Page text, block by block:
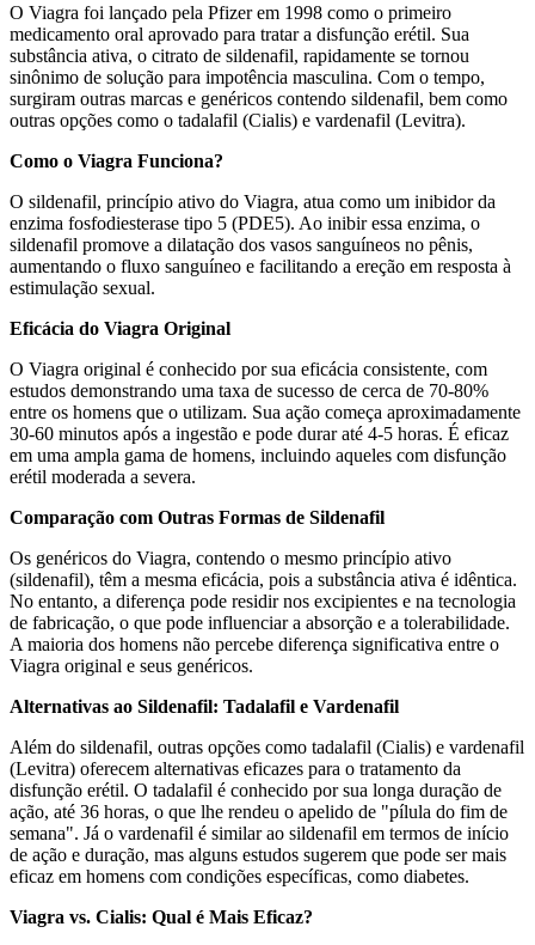
O Viagra foi lançado pela Pfizer em 1998 como o primeiro
medicamento oral aprovado para tratar a disfunção erétil. Sua
substância ativa, o citrato de sildenafil, rapidamente se tornou
sinônimo de solução para impotência masculina. Com o tempo,
surgiram outras marcas e genéricos contendo sildenafil, bem como
outras opções como o tadalafil (Cialis) e vardenafil (Levitra).
Como o Viagra Funciona?
O sildenafil, princípio ativo do Viagra, atua como um inibidor da
enzima fosfodiesterase tipo 5 (PDE5). Ao inibir essa enzima, o
sildenafil promove a dilatação dos vasos sanguíneos no pênis,
aumentando o fluxo sanguíneo e facilitando a ereção em resposta à
estimulação sexual.
Eficácia do Viagra Original
O Viagra original é conhecido por sua eficácia consistente, com
estudos demonstrando uma taxa de sucesso de cerca de 70-80%
entre os homens que o utilizam. Sua ação começa aproximadamente
30-60 minutos após a ingestão e pode durar até 4-5 horas. É eficaz
em uma ampla gama de homens, incluindo aqueles com disfunção
erétil moderada a severa.
Comparação com Outras Formas de Sildenafil
Os genéricos do Viagra, contendo o mesmo princípio ativo
(sildenafil), têm a mesma eficácia, pois a substância ativa é idêntica.
No entanto, a diferença pode residir nos excipientes e na tecnologia
de fabricação, o que pode influenciar a absorção e a tolerabilidade.
A maioria dos homens não percebe diferença significativa entre o
Viagra original e seus genéricos.
Alternativas ao Sildenafil: Tadalafil e Vardenafil
Além do sildenafil, outras opções como tadalafil (Cialis) e vardenafil
(Levitra) oferecem alternativas eficazes para o tratamento da
disfunção erétil. O tadalafil é conhecido por sua longa duração de
ação, até 36 horas, o que lhe rendeu o apelido de "pílula do fim de
semana". Já o vardenafil é similar ao sildenafil em termos de início
de ação e duração, mas alguns estudos sugerem que pode ser mais
eficaz em homens com condições específicas, como diabetes.
Viagra vs. Cialis: Qual é Mais Eficaz?